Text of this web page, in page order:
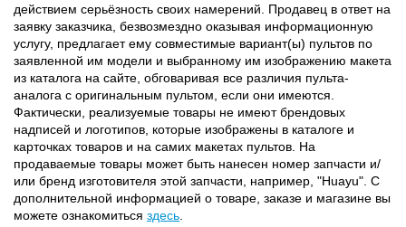
действием серьёзность своих намерений. Продавец в ответ на
заявку заказчика, безвозмездно оказывая информационную
услугу, предлагает ему совместимые вариант(ы) пультов по
заявленной им модели и выбранному им изображению макета
из каталога на сайте, обговаривая все различия пульта-
аналога с оригинальным пультом, если они имеются.
Фактически, реализуемые товары не имеют брендовых
надписей и логотипов, которые изображены в каталоге и
карточках товаров и на самих макетах пультов. На
продаваемые товары может быть нанесен номер запчасти и/
или бренд изготовителя этой запчасти, например, "Huayu". С
дополнительной информацией о товаре, заказе и магазине вы
можете ознакомиться здесь